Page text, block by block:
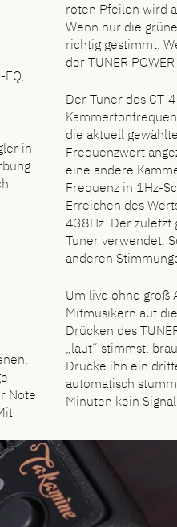
in
Note
roten Pfeilen wird
Wenn nur die
richtig gestimmt.
der TUNER
Der Tuner des
die aktuell
Frequenzwert
eine andere
Frequenz in 1Hz-
Erreichen des
438Hz. Der zuletzt
Tuner verwendet.
anderen
Um live ohne groß
Mitmusikern auf
Drücken des
„laut“ stimmst,
Drücke ihn ein
automatisch
Minuten kein